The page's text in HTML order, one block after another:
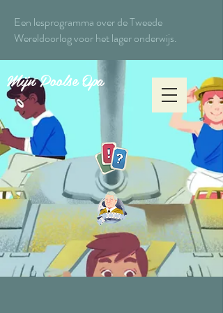
Mijn Poolse Opa
Een lesprogramma over de Tweede
Wereldoorlog voor het lager onderwijs.